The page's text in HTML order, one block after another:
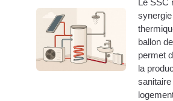
Le SSC
ballon
permet
la